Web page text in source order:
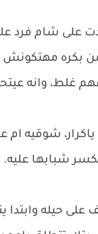
على شام فرد
بكره مهتكونش
غلط، وانه
شوقيه ام
شبابها عليه.
حيله